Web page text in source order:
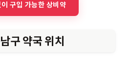
구입 가능한 상비약
구 약국 위치